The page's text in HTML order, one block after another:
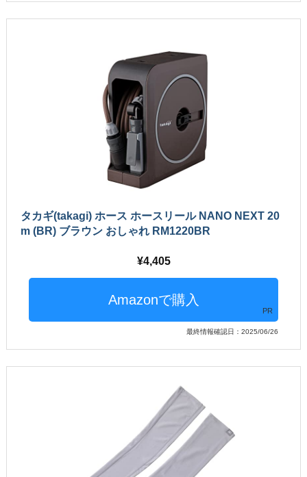
タカギ(takagi) ホース ホースリール NANO NEXT 20
m (BR) ブラウン おしゃれ RM1220BR
4,405
PR
最終情報確認日：2025/06/26